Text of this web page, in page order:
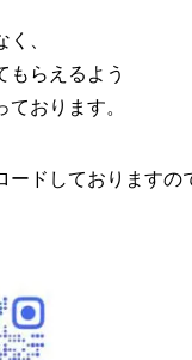
、
もらえるよう
おります。
ードしておりますの